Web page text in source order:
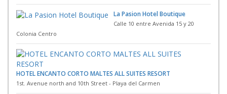
La Pasion Hotel Boutique
Calle 10 entre Avenida 15 y 20
Colonia Centro
HOTEL ENCANTO CORTO MALTES ALL SUITES RESORT
1st. Avenue north and 10th Street - Playa del Carmen